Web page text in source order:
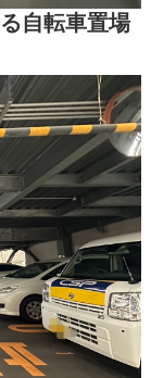
自転車置場